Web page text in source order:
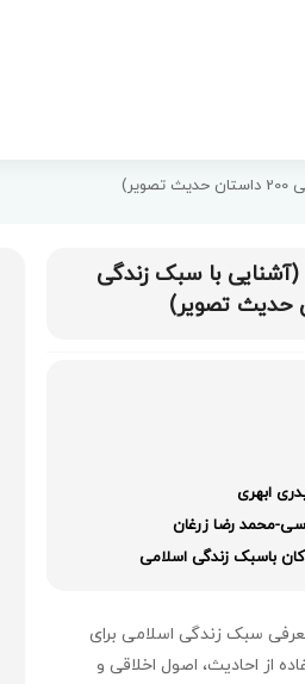
با سبک زندگی
ابهری
محمد رضا زرغان
باسبک زندگی اسلامی
سبک زندگی اسلامی برای
از احادیث، اصول اخلاقی و